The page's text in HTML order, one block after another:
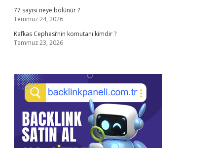
77 sayısı neye bölünür ?
Temmuz 24, 2026
Kafkas Cephesi’nin komutanı kimdir ?
Temmuz 23, 2026